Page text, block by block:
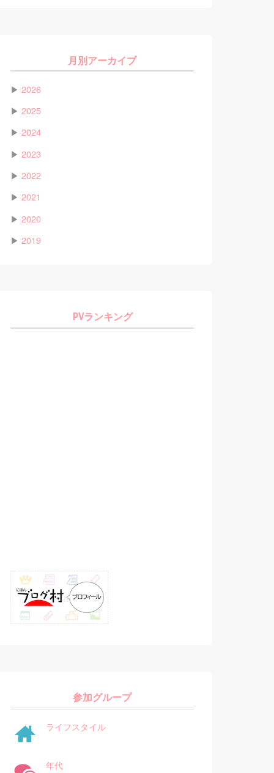
月別アーカイブ
▶ 2026
▶ 2025
▶ 2024
▶ 2023
▶ 2022
▶ 2021
▶ 2020
▶ 2019
PVランキング
参加グループ
ライフスタイル
年代